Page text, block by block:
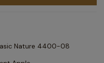
Nature 4400-08